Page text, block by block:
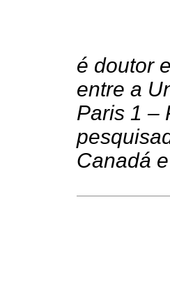
é doutor
entre a
Paris 1 –
Canadá